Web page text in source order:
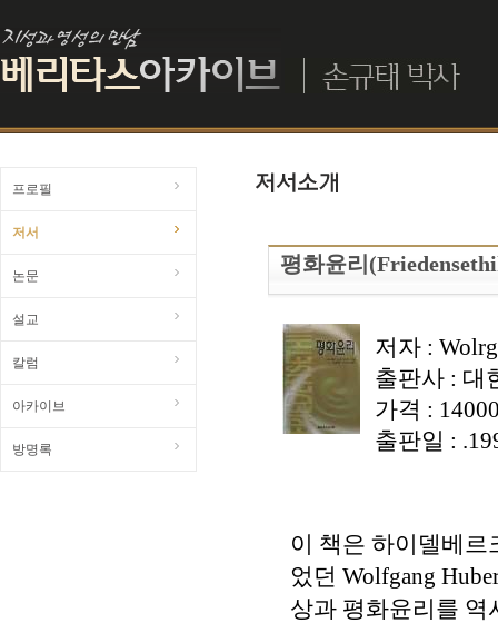
프로필
저서
논문
설교
칼럼
아카이브
방명록
평화윤리
저자 :
출판사 : 대
가격 :
출판일 :
이 책은 하이델베
었던 Wolfgang
상과 평화윤리를 역